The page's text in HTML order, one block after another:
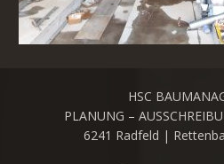
HSC
PLANUNG –
6241 Radfeld |